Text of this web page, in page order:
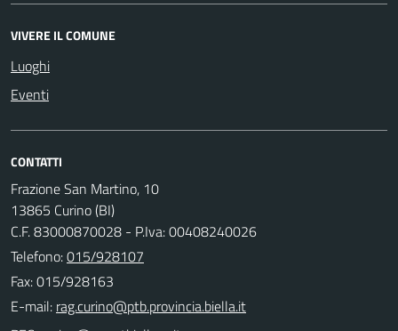
VIVERE IL COMUNE
Luoghi
Eventi
CONTATTI
Frazione San Martino, 10
13865 Curino (BI)
C.F. 83000870028 - P.Iva: 00408240026
Telefono:015/928107
Fax: 015/928163
E-mail: